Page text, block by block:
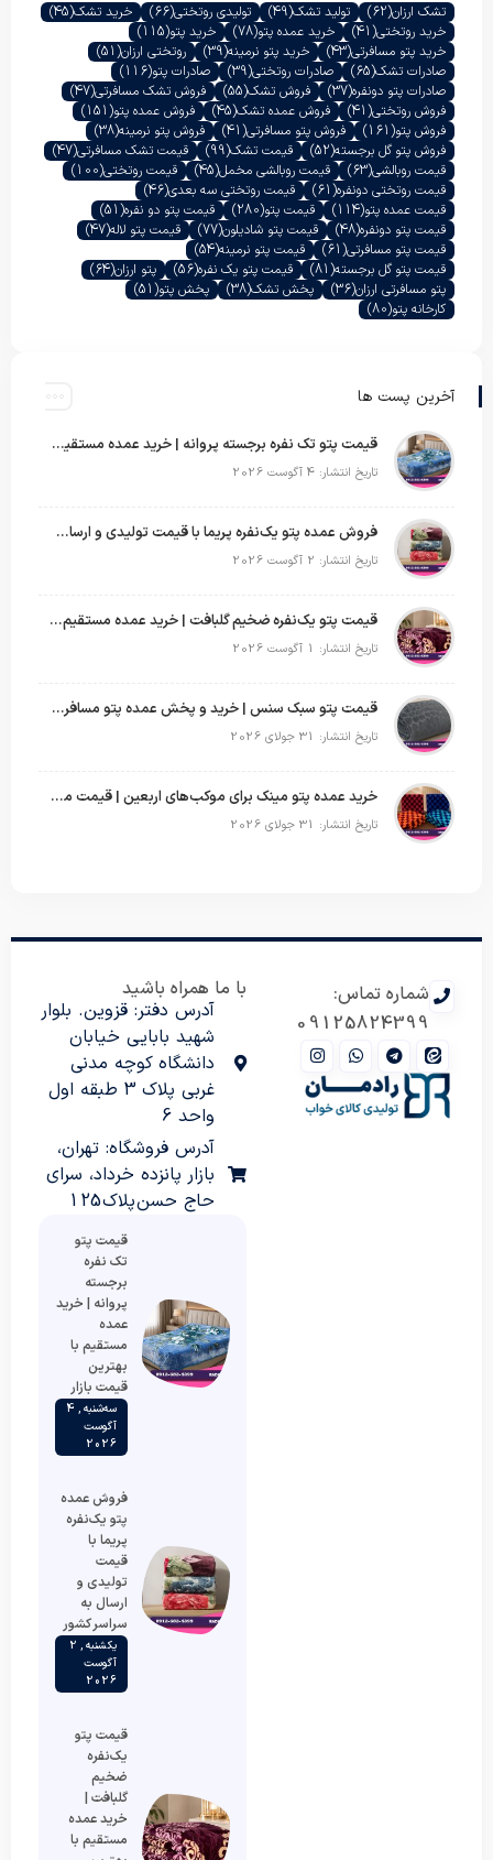
تشک ارزان(62) تولید تشک(49) تولیدی روتختی(66) خرید تشک(45)
خرید روتختی(41) خرید عمده پتو(78) خرید پتو(115)
خرید پتو مسافرتی(43) خرید پتو نرمینه(39) روتختی ارزان(51)
صادرات تشک(65) صادرات روتختی(39) صادرات پتو(116)
صادرات پتو دونفره(37) فروش تشک(55) فروش تشک مسافرتی(47)
فروش روتختی(41) فروش عمده تشک(45) فروش عمده پتو(151)
فروش پتو(161) فروش پتو مسافرتی(41) فروش پتو نرمینه(38)
فروش پتو گل برجسته(52) قیمت تشک(99) قیمت تشک مسافرتی(47)
قیمت روبالشی(63) قیمت روبالشی مخمل(45) قیمت روتختی(100)
قیمت روتختی دونفره(61) قیمت روتختی سه بعدی(46)
قیمت عمده پتو(114) قیمت پتو(280) قیمت پتو دو نفره(51)
قیمت پتو دونفره(48) قیمت پتو شادیلون(77) قیمت پتو لاله(47)
قیمت پتو مسافرتی(61) قیمت پتو نرمینه(54)
قیمت پتو گل برجسته(81) قیمت پتو یک نفره(56) پتو ارزان(64)
پتو مسافرتی ارزان(36) پخش تشک(38) پخش پتو(51)
کارخانه پتو(80)
آخرین پست ها
قیمت پتو تک نفره برجسته پروانه | خرید عمده مستقیم با بهترین قیمت بازار
تاریخ انتشار: 4 آگوست 2026
فروش عمده پتو یک‌نفره پریما با قیمت تولیدی و ارسال به سراسر کشور
تاریخ انتشار: 2 آگوست 2026
قیمت پتو یک‌نفره ضخیم گلبافت | خرید عمده مستقیم با بهترین قیمت
تاریخ انتشار: 1 آگوست 2026
قیمت پتو سبک سنس | خرید و پخش عمده پتو مسافرتی Sense
تاریخ انتشار: 31 جولای 2026
خرید عمده پتو مینک برای موکب‌های اربعین | قیمت مناسب و ارسال سریع
تاریخ انتشار: 31 جولای 2026
شماره تماس:
09125824399
با ما همراه باشید
آدرس دفتر: قزوین. بلوار
شهید بابایی خیابان
دانشگاه کوچه مدنی
غربی پلاک 3 طبقه اول
واحد 6
آدرس فروشگاه: تهران،
بازار پانزده خرداد، سرای
حاج حسن پلاک 125
قیمت پتو
تک نفره
برجسته
پروانه | خرید
عمده
مستقیم با
بهترین
قیمت بازار
سه‌شنبه , 4
آگوست
2026
فروش عمده
پتو یک‌نفره
پریما با
قیمت
تولیدی و
ارسال به
سراسر کشور
یکشنبه , 2
آگوست
2026
قیمت پتو
یک‌نفره
ضخیم
گلبافت |
خرید عمده
مستقیم با